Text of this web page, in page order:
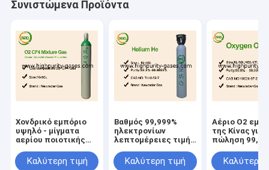
Συνιστώμενα Προϊόντα
Χονδρικό εμπόριο
υψηλό - μίγματα
αερίου ποιοτικής
Καλύτερη τιμή
Βαθμός 99,999%
ηλεκτρονίων
λεπτομέρειες τιμής
un1046 ηλίου
Καλύτερη τιμή
Αέριο Ο2
της Κίνας για
πώληση
οξυγόνου
Καλύτερη